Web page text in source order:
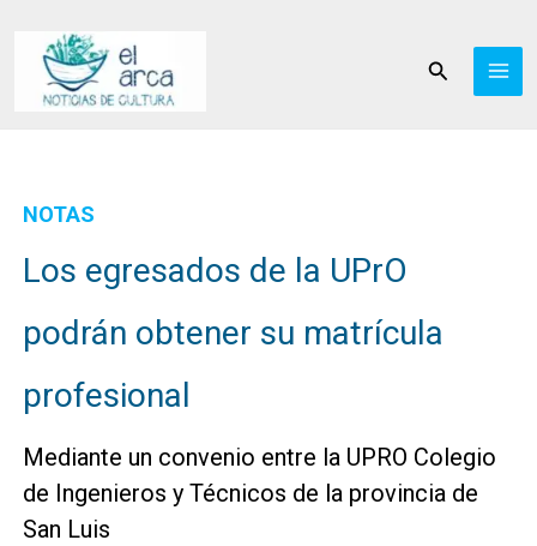
contenido
Buscar
NOTAS
Los egresados de la UPrO
podrán obtener su matrícula
profesional
Mediante un convenio entre la UPRO Colegio
de Ingenieros y Técnicos de la provincia de
San Luis